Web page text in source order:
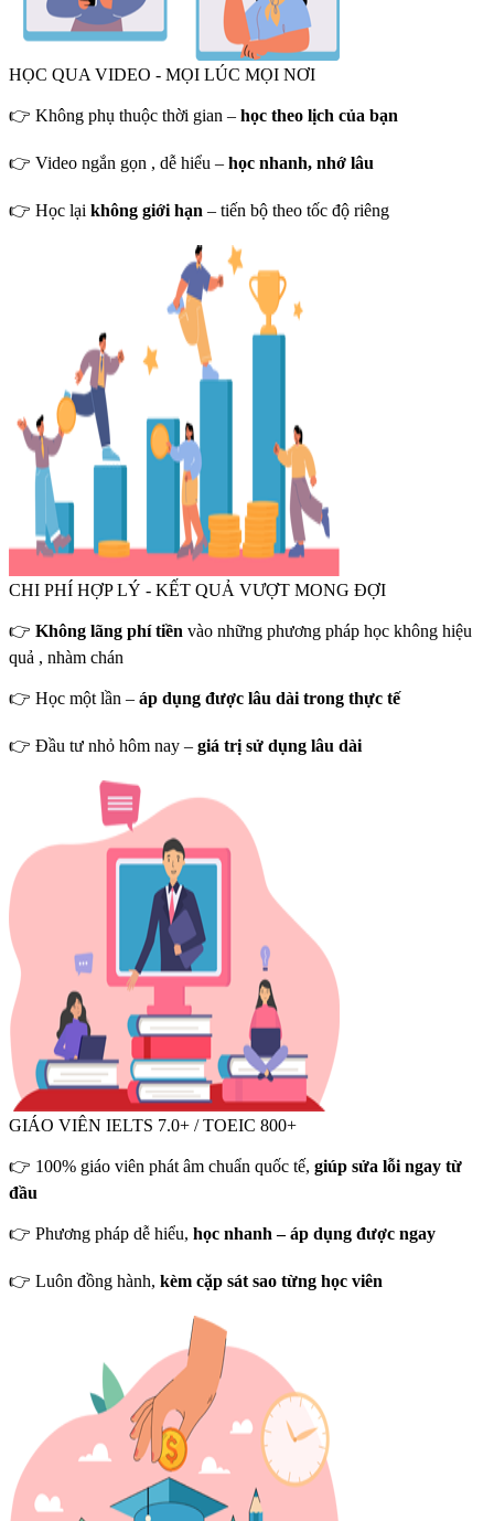
HỌC QUA VIDEO - MỌI LÚC MỌI NƠI
👉 Không phụ thuộc thời gian – học theo lịch của bạn
👉 Video ngắn gọn , dễ hiểu – học nhanh, nhớ lâu
👉 Học lại không giới hạn – tiến bộ theo tốc độ riêng
CHI PHÍ HỢP LÝ - KẾT QUẢ VƯỢT MONG ĐỢI
👉 Không lãng phí tiền vào những phương pháp học không hiệu
quả , nhàm chán
👉 Học một lần – áp dụng được lâu dài trong thực tế
👉 Đầu tư nhỏ hôm nay – giá trị sử dụng lâu dài
GIÁO VIÊN IELTS 7.0+ / TOEIC 800+
👉 100% giáo viên phát âm chuẩn quốc tế, giúp sửa lỗi ngay từ
đầu
👉 Phương pháp dễ hiểu, học nhanh – áp dụng được ngay
👉 Luôn đồng hành, kèm cặp sát sao từng học viên